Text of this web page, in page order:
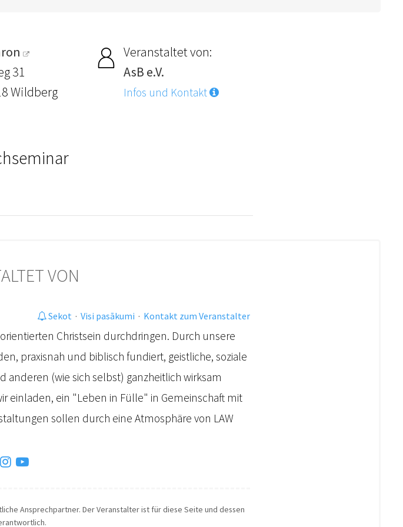
31
Wildberg
Veranstaltet von:
AsB e.V.
Infos und Kontakt
VON
Sekot · Visi pasākumi · Kontakt zum Veranstalter
Christsein durchdringen. Durch unsere
praxisnah und biblisch fundiert, geistliche, soziale
(wie sich selbst) ganzheitlich wirksam
einladen, ein "Leben in Fülle" in Gemeinschaft mit
sollen durch eine Atmosphäre von LAW
Ansprechpartner. Der Veranstalter ist für diese Seite und dessen